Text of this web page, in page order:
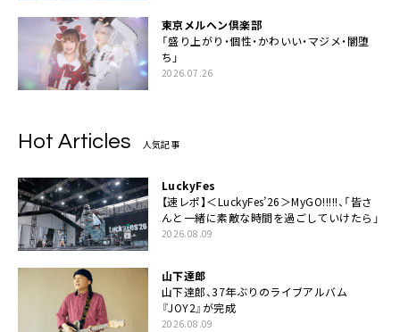
東京メルヘン倶楽部
「盛り上がり・個性・かわいい・マジメ・闇堕
ち」
2026.07.26
Hot Articles 人気記事
LuckyFes
【速レポ】＜LuckyFes’26＞MyGO!!!!!、「皆さ
んと一緒に素敵な時間を過ごしていけたら」
2026.08.09
山下達郎
山下達郎、37年ぶりのライブアルバム
『JOY2』が完成
2026.08.09